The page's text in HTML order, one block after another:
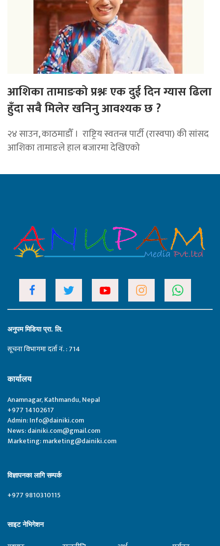
आशिका तामाङको प्रश्नः एक दुई दिन ग्यास ढिला
हुँदा सबै मिलेर खनिनु आवश्यक छ ?
२४ साउन, काठमाडौँ । राष्ट्रिय स्वतन्त्र पार्टी (रास्वपा) की सांसद
आशिका तामाङले हाल बजारमा देखिएको
अनुपम मिडिया प्रा. लि.
सूचना विभागमा दर्ता नं. : 714
कार्यालय
Anamnagar, Kathmandu, Nepal
+977 14102617
Admin:Info@dainiki.com
News:dainiki.com@gmail.com
Marketing:marketing@dainiki.com
विज्ञापनका लागि सम्पर्क
+977 9810310115
साइट नेभिगेशन